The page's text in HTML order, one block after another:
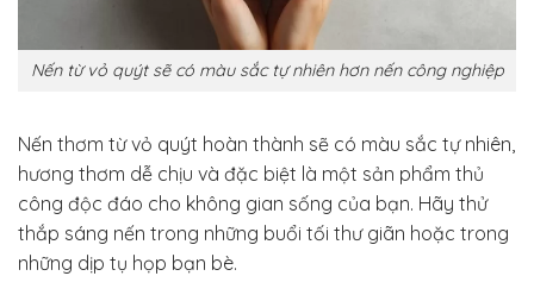
Nến từ vỏ quýt sẽ có màu sắc tự nhiên hơn nến công nghiệp
Nến thơm từ vỏ quýt hoàn thành sẽ có màu sắc tự nhiên,
hương thơm dễ chịu và đặc biệt là một sản phẩm thủ
công độc đáo cho không gian sống của bạn. Hãy thử
thắp sáng nến trong những buổi tối thư giãn hoặc trong
những dịp tụ họp bạn bè.